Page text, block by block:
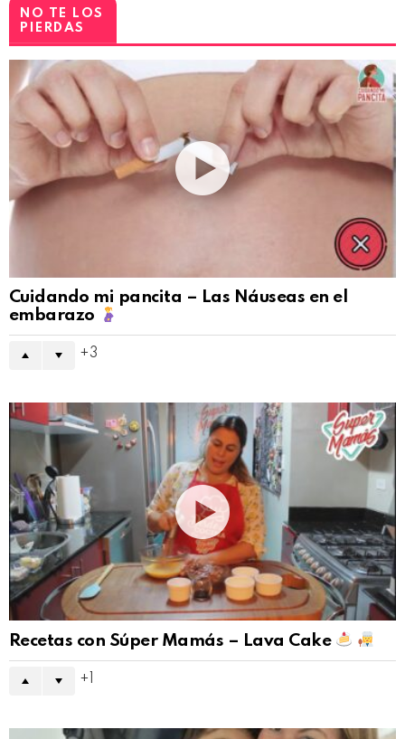
NO TE LOS
PIERDAS
Cuidando mi pancita – Las Náuseas en el
embarazo
3
Recetas con Súper Mamás – Lava Cake